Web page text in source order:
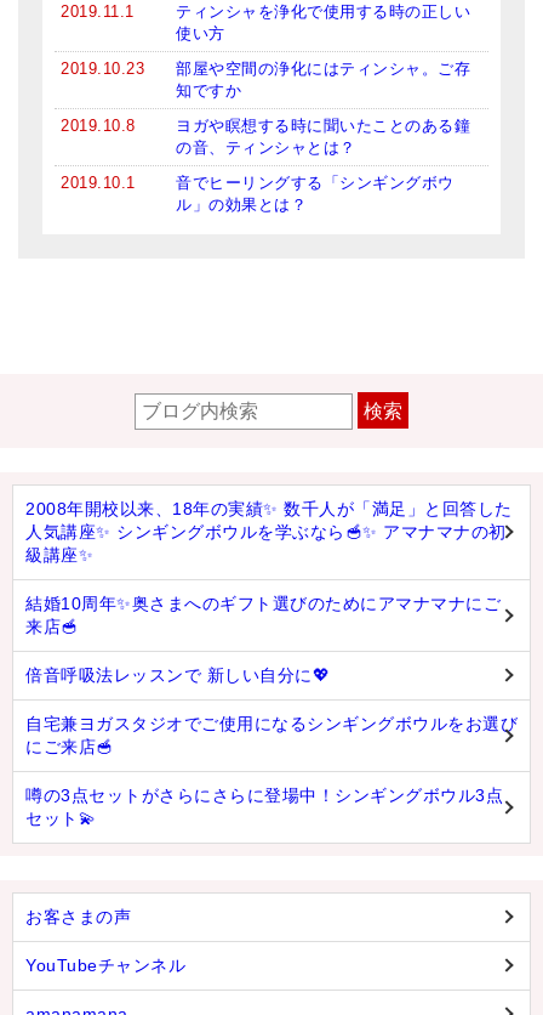
2019.11.1
ティンシャを浄化で使用する時の正しい
使い方
2019.10.23
部屋や空間の浄化にはティンシャ。ご存
知ですか
2019.10.8
ヨガや瞑想する時に聞いたことのある鐘
の音、ティンシャとは？
2019.10.1
音でヒーリングする「シンギングボウ
ル」の効果とは？
検索
2008年開校以来、18年の実績✨ 数千人が「満足」と回答した
人気講座✨ シンギングボウルを学ぶなら🥣✨ アマナマナの初
級講座✨
結婚10周年✨奥さまへのギフト選びのためにアマナマナにご
来店🥣
倍音呼吸法レッスンで 新しい自分に💖
自宅兼ヨガスタジオでご使用になるシンギングボウルをお選び
にご来店🥣
噂の3点セットがさらにさらに登場中！シンギングボウル3点
セット💫
お客さまの声
YouTubeチャンネル